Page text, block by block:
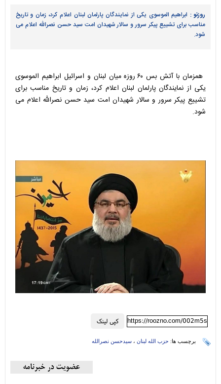
روزنو : ابراهیم الموسوی یکی از نمایندگان پارلمان لبنان اعلام کرد، زمان و تاریخ
مناسب برای تشییع پیکر سرور و سالار شهیدان امت سید حسن نصرالله اعلام می
شود.
همزمان با آتش بس ۶۰ روزه میان لبنان و اسرائیل ابراهیم الموسوی
یکی از نمایندگان پارلمان لبنان اعلام کرد، زمان و تاریخ مناسب برای
تشییع پیکر سرور و سالار شهیدان امت سید حسن نصرالله اعلام می
شود.
کپی لینک https://roozno.com/002m5s
برچسب ها: حزب الله لبنان ، سیدحسن نصرالله